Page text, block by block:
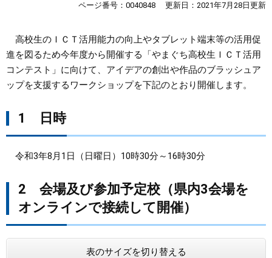
教育・文化・スポーツ
しごと・産業・観光
まちづくり
ページ番号：0040848 更新日：2021年7月28日更新
高校生のＩＣＴ活用能力の向上やタブレット端末等の活用促
進を図るため今年度から開催する「やまぐち高校生ＩＣＴ活用
コンテスト」に向けて、アイデアの創出や作品のブラッシュア
ップを支援するワークショップを下記のとおり開催します。
1 日時
令和3年8月1日（日曜日）10時30分～16時30分
2 会場及び参加予定校（県内3会場を
オンラインで接続して開催）
表のサイズを切り替える